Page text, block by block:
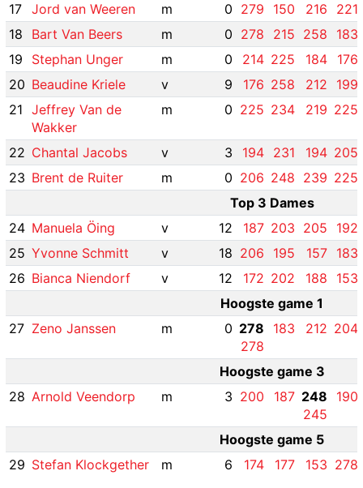
17 Jord van Weeren m 0 279 150 216
221
18
Bart Van Beers m 0 278 215 258
183
19
Stephan Unger m 0 214 225 184
176
20 Beaudine Kriele v 9 176 258 212
199
21 Jeffrey Van de
Wakker
m 0 225 234 219 225
22 Chantal Jacobs v 3 194 231 194 205
23 Brent de Ruiter m 0 206 248 239 225
Top 3 Dames
24 Manuela Öing v 12 187 203 205
192
25 Yvonne Schmitt v 18 206 195 157 183
26 Bianca Niendorf v 12 172 202 188
153
Hoogste game 1
27 Zeno Janssen m 0 278
278
183 212 204
Hoogste game 3
28 Arnold Veendorp m 3 200 187 248
245
190
Hoogste game 5
29 Stefan Klockgether m 6 174 177 153 278